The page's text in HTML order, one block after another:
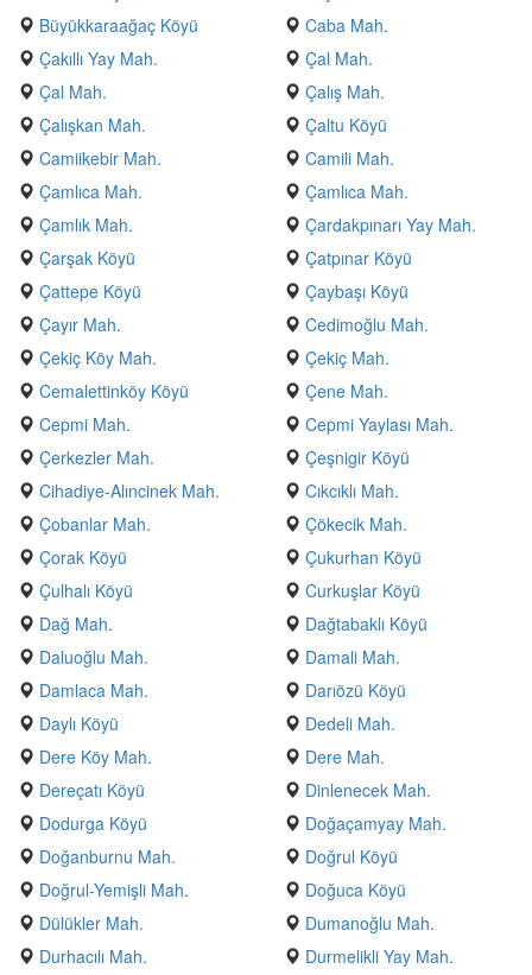
Büyükkaraağaç Köyü
Caba Mah.
Çakıllı Yay Mah.
Çal Mah.
Çal Mah.
Çalış Mah.
Çalışkan Mah.
Çaltu Köyü
Camiikebir Mah.
Camili Mah.
Çamlıca Mah.
Çamlıca Mah.
Çamlık Mah.
Çardakpınarı Yay Mah.
Çarşak Köyü
Çatpınar Köyü
Çattepe Köyü
Çaybaşı Köyü
Çayır Mah.
Cedimoğlu Mah.
Çekiç Köy Mah.
Çekiç Mah.
Cemalettinköy Köyü
Çene Mah.
Cepmi Mah.
Cepmi Yaylası Mah.
Çerkezler Mah.
Çeşnigir Köyü
Cihadiye-Alıncinek Mah.
Cıkcıklı Mah.
Çobanlar Mah.
Çökecik Mah.
Çorak Köyü
Çukurhan Köyü
Çulhalı Köyü
Curkuşlar Köyü
Dağ Mah.
Dağtabaklı Köyü
Daluoğlu Mah.
Damali Mah.
Damlaca Mah.
Darıözü Köyü
Daylı Köyü
Dedeli Mah.
Dere Köy Mah.
Dere Mah.
Dereçatı Köyü
Dinlenecek Mah.
Dodurga Köyü
Doğaçamyay Mah.
Doğanburnu Mah.
Doğrul Köyü
Doğrul-Yemişli Mah.
Doğuca Köyü
Dülükler Mah.
Dumanoğlu Mah.
Durhacılı Mah.
Durmelikli Yay Mah.